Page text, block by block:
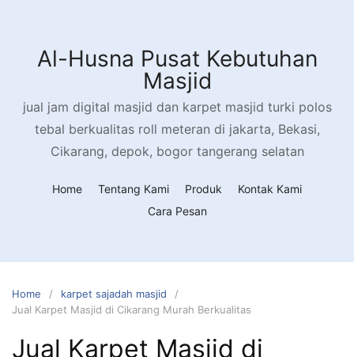
contentAl-Husna Pusat Kebutuhan
Masjid
jual jam digital masjid dan karpet masjid turki polos
tebal berkualitas roll meteran di jakarta, Bekasi,
Cikarang, depok, bogor tangerang selatan
Home Tentang Kami Produk
Kontak Kami
Cara Pesan
Home
karpet sajadah masjid
Jual Karpet Masjid di Cikarang Murah Berkualitas
Jual Karpet Masjid di